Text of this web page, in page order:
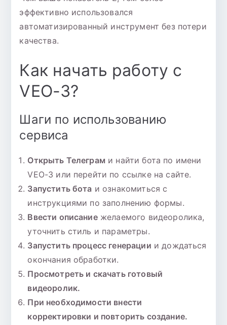
эффективно использовался
автоматизированный инструмент без потери
качества.
Как начать работу с
VEO-3?
Шаги по использованию
сервиса
Открыть Телеграми найти бота по имени
VEO-3 или перейти по ссылке на сайте.
Запустить бота и ознакомиться с
инструкциями по заполнению формы.
Ввести описаниежелаемого видеоролика,
уточнить стиль и параметры.
Запустить процесс генерации и дождаться
окончания обработки.
Просмотреть и скачать готовый
видеоролик.
При необходимости внести
корректировки и повторить создание.